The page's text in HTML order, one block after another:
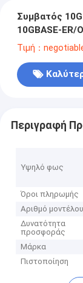
Συμβατός
10GBASE-ER/
Τιμή：
Περιγραφή
Υψηλό φως
Όροι πληρωμής
Αριθμό μοντέλου
Δυνατότητα
προσφοράς
Μάρκα
Πιστοποίηση